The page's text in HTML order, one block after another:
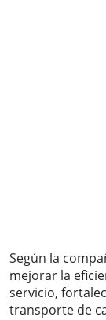
Según la
mejorar la
servicio,
transporte de